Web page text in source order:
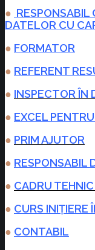
● RESPONSABIL
DATELOR CU
● FORMATOR
● REFERENT
● INSPECTOR ÎN
● EXCEL
● PRIM AJUTOR
● RESPONSABIL
● CADRU
● CURS INIȚIERE
● CONTABIL